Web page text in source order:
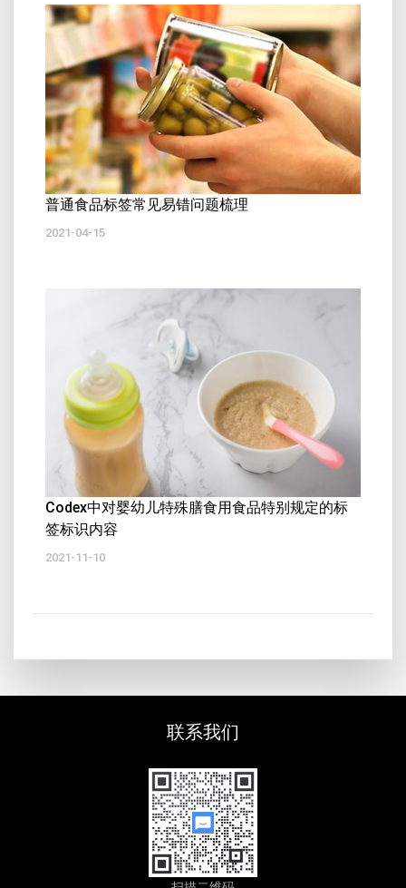
普通食品标签常见易错问题梳理
2021-04-15
Codex中对婴幼儿特殊膳食用食品特别规定的标
签标识内容
2021-11-10
联系我们